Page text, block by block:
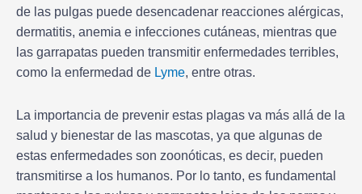
de las pulgas puede desencadenar reacciones alérgicas,
dermatitis, anemia e infecciones cutáneas, mientras que
las garrapatas pueden transmitir enfermedades terribles,
como la enfermedad de Lyme, entre otras.
La importancia de prevenir estas plagas va más allá de la
salud y bienestar de las mascotas, ya que algunas de
estas enfermedades son zoonóticas, es decir, pueden
transmitirse a los humanos. Por lo tanto, es fundamental